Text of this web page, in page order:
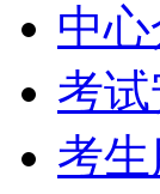
中
考
考